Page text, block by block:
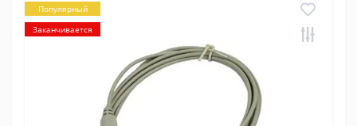
Популярный
Заканчивается